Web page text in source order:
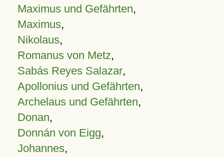
Maximus und Gefährten,
Maximus,
Nikolaus,
Romanus von Metz,
Sabás Reyes Salazar,
Apollonius und Gefährten,
Archelaus und Gefährten,
Donan,
Donnán von Eigg,
Johannes,